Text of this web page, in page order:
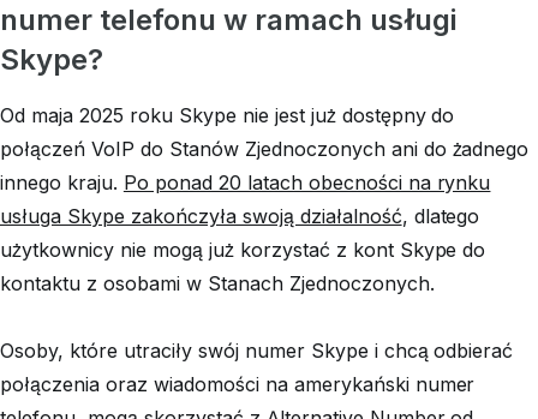
numer telefonu w ramach usługi
Skype?
Od maja 2025 roku Skype nie jest już dostępny do
połączeń VoIP do Stanów Zjednoczonych ani do żadnego
innego kraju. Po ponad 20 latach obecności na rynku
usługa Skype zakończyła swoją działalność, dlatego
użytkownicy nie mogą już korzystać z kont Skype do
kontaktu z osobami w Stanach Zjednoczonych.
Osoby, które utraciły swój numer Skype i chcą odbierać
połączenia oraz wiadomości na amerykański numer